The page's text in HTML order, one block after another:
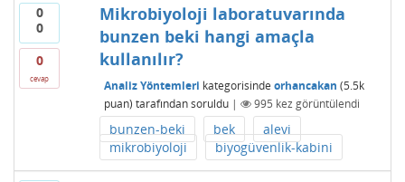
0
0
0
cevap
Mikrobiyoloji laboratuvarında
bunzen beki hangi amaçla
kullanılır?
Analiz Yöntemleri kategorisinde orhancakan (5.5k
puan) tarafından soruldu | 995 kez görüntülendi
bunzen-beki bek
alevi
mikrobiyoloji
biyogüvenlik-kabini